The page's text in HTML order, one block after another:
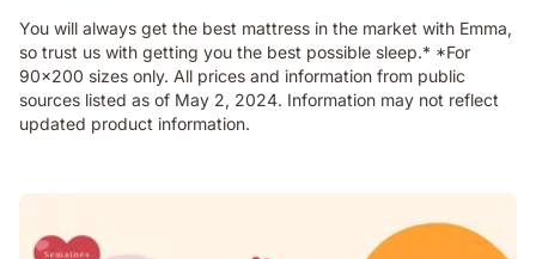
You will always get the best mattress in the market with Emma,
so trust us with getting you the best possible sleep.* *For
90x200 sizes only. All prices and information from public
sources listed as of May 2, 2024. Information may not reflect
updated product information.